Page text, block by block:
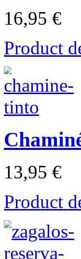
16,95 €
Product
13,95 €
Product